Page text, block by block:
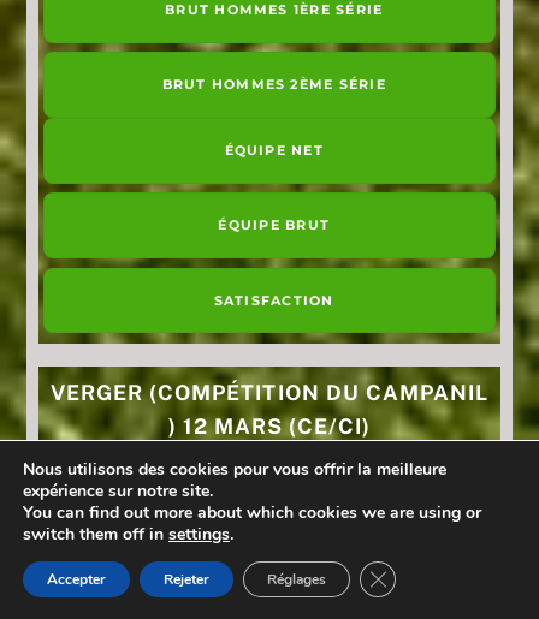
BRUT HOMMES 1ÈRE SÉRIE
BRUT HOMMES 2ÈME SÉRIE
ÉQUIPE NET
ÉQUIPE BRUT
SATISFACTION
VERGER (COMPÉTITION DU CAMPANIL
) 12 MARS (CE/CI)
NET INDIVIDUEL FEMME
NET INDIVIDUEL HOMMES 1ÈRE SÉRIE
Nous utilisons des cookies pour vous offrir la meilleure
expérience sur notre site.
You can find out more about which cookies we are using or
switch them off in settings.
Accepter Rejeter Réglages FERMER LA